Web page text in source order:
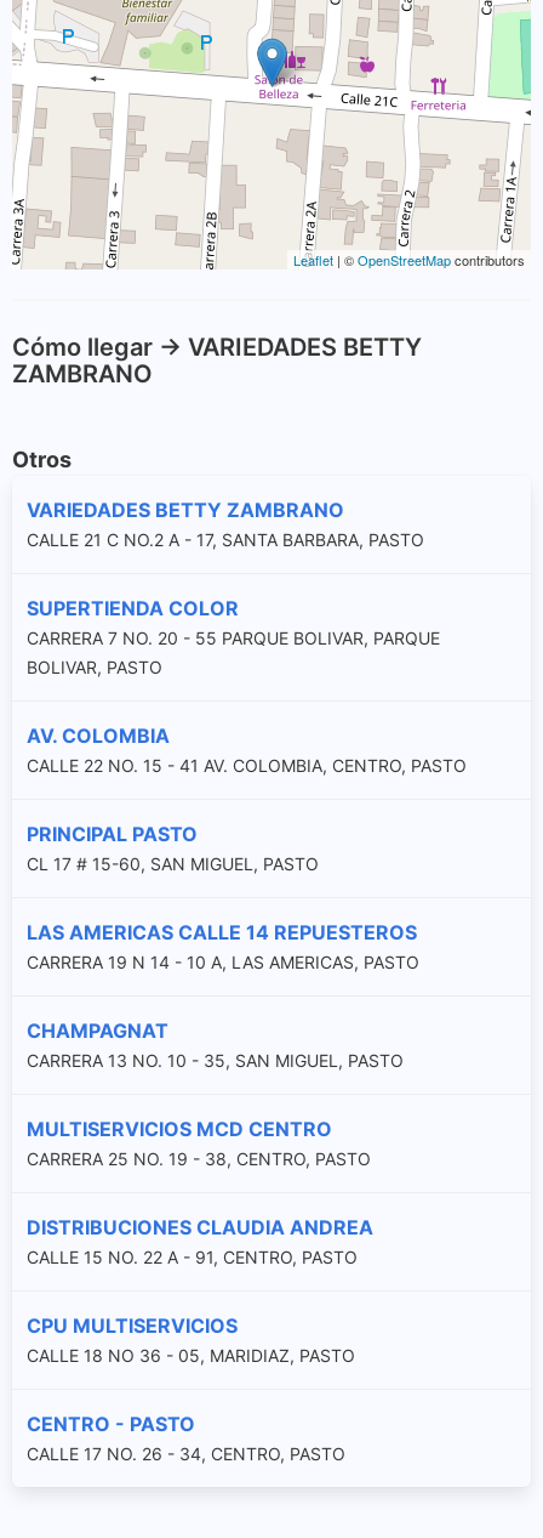
Leaflet | ©OpenStreetMapcontributors
Cómo llegar -> VARIEDADES BETTY
ZAMBRANO
Otros
VARIEDADES BETTY ZAMBRANO
CALLE 21 C NO.2 A - 17, SANTA BARBARA, PASTO
SUPERTIENDA COLOR
CARRERA 7 NO. 20 - 55 PARQUE BOLIVAR, PARQUE
BOLIVAR, PASTO
AV. COLOMBIA
CALLE 22 NO. 15 - 41 AV. COLOMBIA, CENTRO, PASTO
PRINCIPAL PASTO
CL 17 # 15-60, SAN MIGUEL, PASTO
LAS AMERICAS CALLE 14 REPUESTEROS
CARRERA 19 N 14 - 10 A, LAS AMERICAS, PASTO
CHAMPAGNAT
CARRERA 13 NO. 10 - 35, SAN MIGUEL, PASTO
MULTISERVICIOS MCD CENTRO
CARRERA 25 NO. 19 - 38, CENTRO, PASTO
DISTRIBUCIONES CLAUDIA ANDREA
CALLE 15 NO. 22 A - 91, CENTRO, PASTO
CPU MULTISERVICIOS
CALLE 18 NO 36 - 05, MARIDIAZ, PASTO
CENTRO - PASTO
CALLE 17 NO. 26 - 34, CENTRO, PASTO